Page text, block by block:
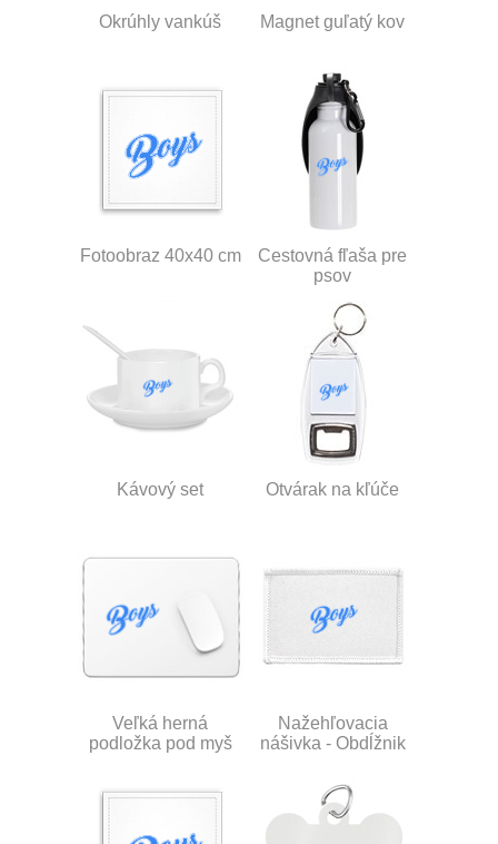
Okrúhly vankúš Magnet guľatý kov
Fotoobraz 40x40 cm
Cestovná fľaša pre
psov
Kávový set Otvárak na kľúče
Veľká herná
podložka pod myš
Nažehľovacia
nášivka - Obdĺžnik